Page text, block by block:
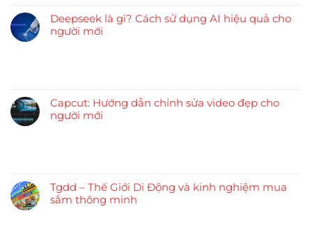
Deepseek là gì? Cách sử dụng AI hiệu quả cho
người mới
Capcut: Hướng dẫn chỉnh sửa video đẹp cho
người mới
Tgdd – Thế Giới Di Động và kinh nghiệm mua
sắm thông minh